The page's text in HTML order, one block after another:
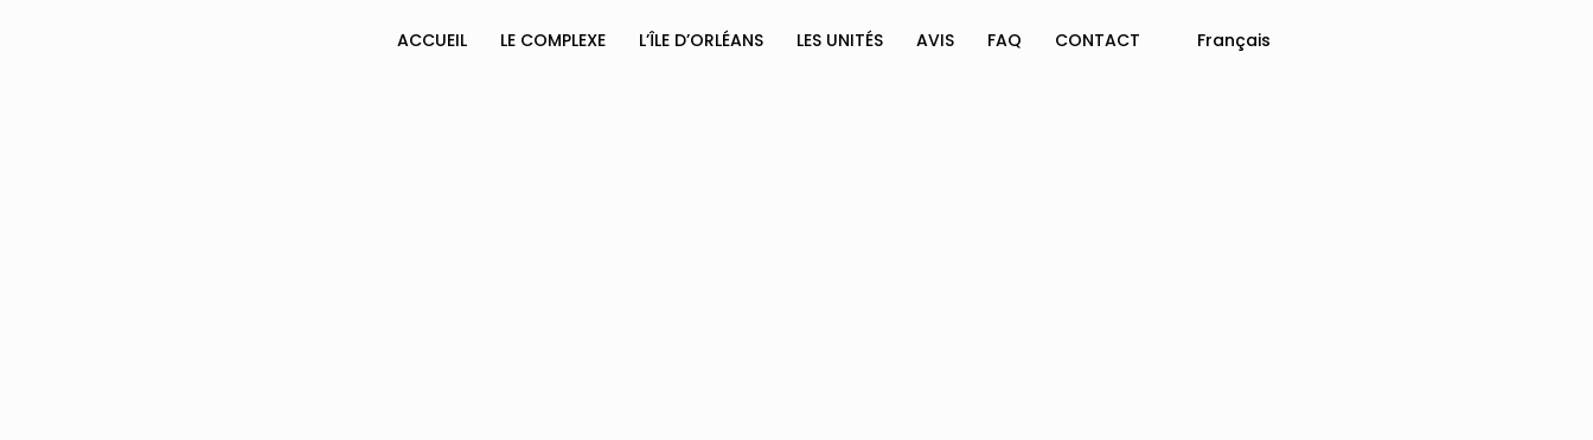
ACCUEIL LE COMPLEXE L’ÎLE D’ORLÉANS LES UNITÉS AVIS FAQ CONTACT Français